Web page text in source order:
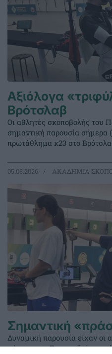
Αξιόλογα
Βρότσλαβ
Οι αθλητές σκοποβολής του
σημαντική παρουσία σήμερα
πρωτάθλημα κ23 στο
05.08.2026 ΑΚΑΔΗΜΙΑ
Σημαντική
Δυναμική παρουσία είχαν οι
σήμερα στο Ευρωπαϊκό